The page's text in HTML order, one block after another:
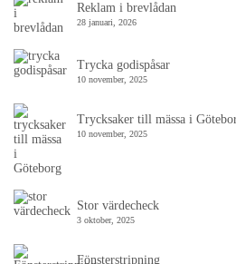
Reklam i brevlådan
28 januari, 2026
Trycka godispåsar
10 november, 2025
Trycksaker till mässa i
10 november, 2025
Stor värdecheck
3 oktober, 2025
Fönsterstripning